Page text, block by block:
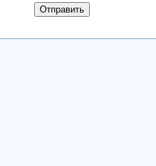
Отправить